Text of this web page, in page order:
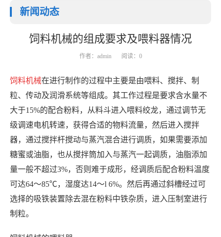
新闻动态
饲料机械的组成要求及喂料器情况
作者：admin 阅读：0
饲料机械在进行制作的过程中主要是由喂料、搅拌、制
粒、传动及润滑系统等组成。其工作过程是要求含水量不
大于15%的配合粉料，从料斗进入喂料绞龙，通过调节无
级调速电机转速，获得合适的物料流量，然后进入搅拌
器，通过搅拌杆搅动与蒸汽混合进行调质，如果需要添加
糖蜜或油脂，也从搅拌筒加入与蒸汽一起调质，油脂添加
量一般不超过3%，否则难于成形，经调质后配合粉料温度
可达64～85℃，湿度达14～l 6%。然后再通过斜槽经过可
选择的吸铁装置除去混在粉料中铁杂质，进入压制室进行
制粒。